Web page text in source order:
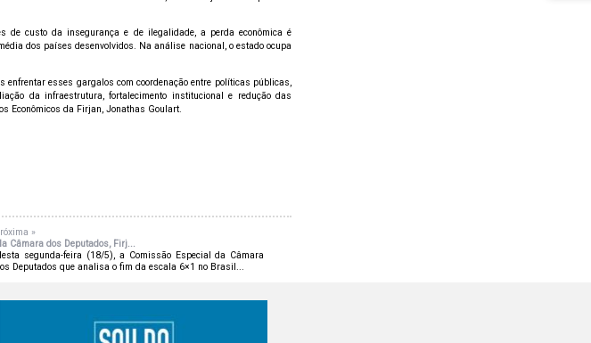
de custo da insegurança e de ilegalidade, a perda econômica é
dos países desenvolvidos. Na análise nacional, o estado ocupa
esses gargalos com coordenação entre políticas públicas,
da infraestrutura, fortalecimento institucional e redução das
Econômicos da Firjan, Jonathas Goulart.
»
Câmara dos Deputados, Firj...
segunda-feira (18/5), a Comissão Especial da Câmara
Deputados que analisa o fim da escala 6×1 no Brasil...